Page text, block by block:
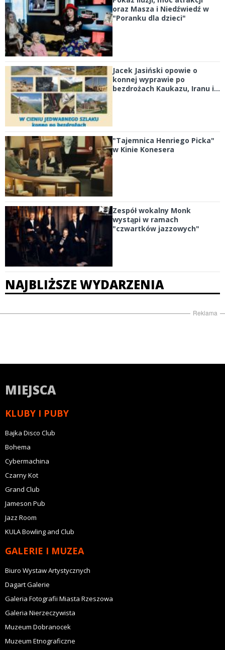
oraz Masza i Niedźwiedź w
"Poranku dla dzieci"
Jacek Jasiński opowie o
konnej wyprawie po
bezdrożach Kaukazu, Iranu i...
"Tajemnica Henriego Picka"
w Kinie Konesera
Zespół wokalny Monk
wystąpi w ramach
"czwartków jazzowych"
NAJBLIŻSZE WYDARZENIA
Reklama
MIEJSCA
KLUBY I PUBY
Bajka Disco Club
Bohema
Cybermachina
Czarny Kot
Grand Club
Jameson Pub
Jazz Room
KULA Bowling and Club
GALERIE I MUZEA
Biuro Wystaw Artystycznych
Dagart Galerie
Galeria Fotografii Miasta Rzeszowa
Galeria Nierzeczywista
Muzeum Dobranocek
Muzeum Etnograficzne